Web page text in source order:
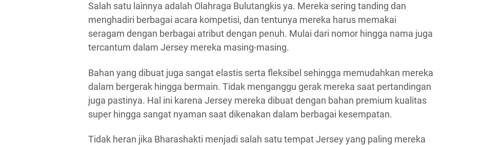
Salah satu lainnya adalah Olahraga Bulutangkis ya. Mereka sering tanding dan
menghadiri berbagai acara kompetisi, dan tentunya mereka harus memakai
seragam dengan berbagai atribut dengan penuh. Mulai dari nomor hingga nama juga
tercantum dalam Jersey mereka masing-masing.
Bahan yang dibuat juga sangat elastis serta fleksibel sehingga memudahkan mereka
dalam bergerak hingga bermain. Tidak menganggu gerak mereka saat pertandingan
juga pastinya. Hal ini karena Jersey mereka dibuat dengan bahan premium kualitas
super hingga sangat nyaman saat dikenakan dalam berbagai kesempatan.
Tidak heran jika Bharashakti menjadi salah satu tempat Jersey yang paling mereka